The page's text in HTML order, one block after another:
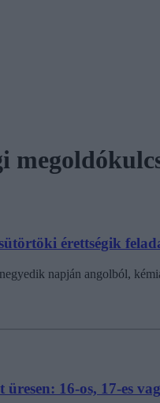
érettségik
napján angolból,
16-os, 17-es